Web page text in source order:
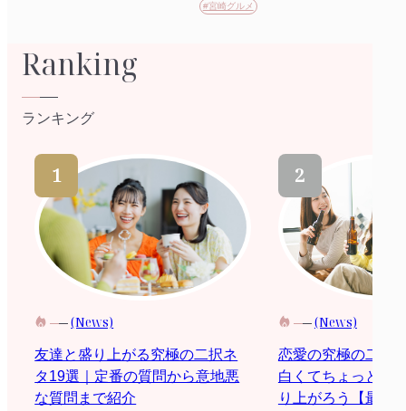
#宮崎グルメ
Ranking
ランキング
(News)
友達と盛り上がる究極の二択ネ
タ19選｜定番の質問から意地悪
な質問まで紹介
(News)
恋愛の究極の二択
白くてちょっと際
り上がろう【最新